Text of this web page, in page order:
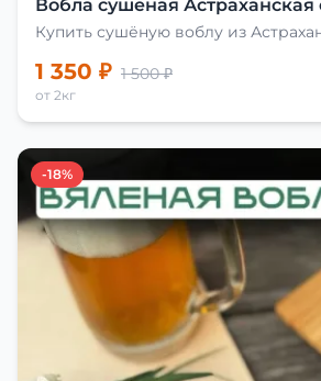
Вобла сушеная Астраханская
Купить сушёную воблу из
1 350 ₽ 1 500 ₽
от 2кг
-18%